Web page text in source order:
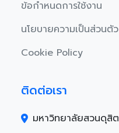
ข้อกำหนดการใช้งาน
นโยบายความเป็นส่วนตัว
Cookie Policy
ติดต่อเรา
มหาวิทยาลัยสวนดุสิต